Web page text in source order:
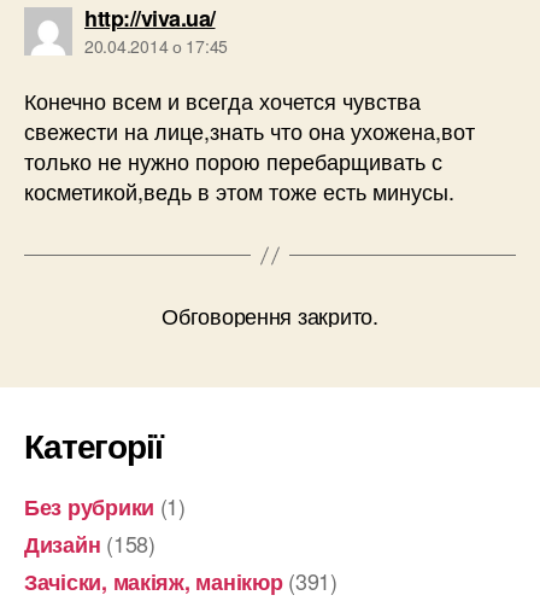
http://viva.ua/говорить:
20.04.2014 о 17:45
Конечно всем и всегда хочется чувства
свежести на лице,знать что она ухожена,вот
только не нужно порою перебарщивать с
косметикой,ведь в этом тоже есть минусы.
Обговорення закрито.
Категорії
Без рубрики (1)
Дизайн (158)
Зачіски, макіяж, манікюр(391)